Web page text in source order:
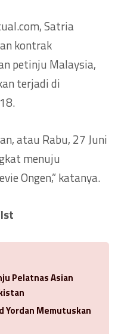
Satria
kontrak
petinju Malaysia,
terjadi di
atau Rabu, 27 Juni
menuju
Ongen,” katanya.
Pelatnas Asian
Yordan Memutuskan